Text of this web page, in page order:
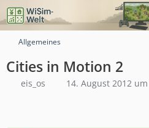
Allgemeines
Cities in Motion 2
eis_os 14. August 2012